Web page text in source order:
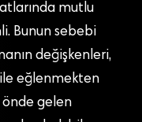
mutlu
Bunun sebebi
değişkenleri,
eğlenmekten
önde gelen